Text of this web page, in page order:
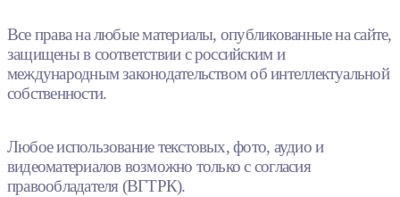
Все права на любые материалы, опубликованные на сайте,
защищены в соответствии с российским и
международным законодательством об интеллектуальной
собственности.
Любое использование текстовых, фото, аудио и
видеоматериалов возможно только с согласия
правообладателя (ВГТРК).